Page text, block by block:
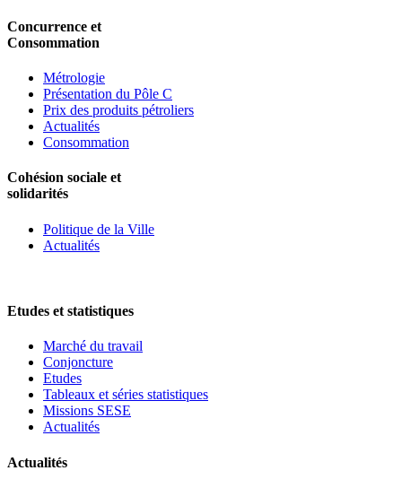
Concurrence et
Consommation
Métrologie
Présentation du Pôle C
Prix des produits pétroliers
Actualités
Consommation
Cohésion sociale et
solidarités
Politique de la Ville
Actualités
Etudes et statistiques
Marché du travail
Conjoncture
Etudes
Tableaux et séries statistiques
Missions SESE
Actualités
Actualités